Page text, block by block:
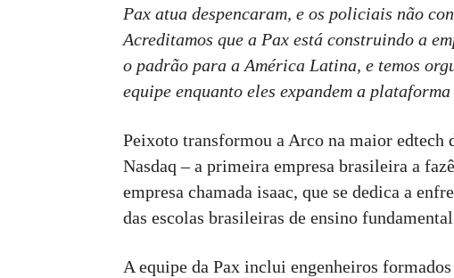
Pax atua despencaram, e os policiais não
Acreditamos que a Pax está construindo a
o padrão para a América Latina, e temos
equipe enquanto eles expandem a
Peixoto transformou a Arco na maior edtech
Nasdaq – a primeira empresa brasileira a
empresa chamada isaac, que se dedica a
das escolas brasileiras de ensino
A equipe da Pax inclui engenheiros